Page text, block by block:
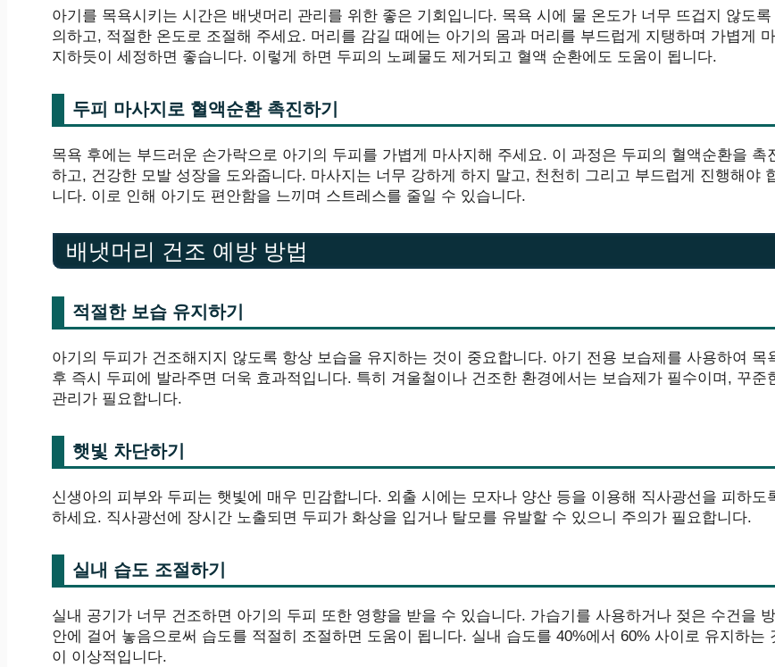
아기를 목욕시키는 시간은 배냇머리 관리를 위한 좋은 기회입니다. 목욕 시에 물 온도가 너무 뜨겁지 않도록
의하고, 적절한 온도로 조절해 주세요. 머리를 감길 때에는 아기의 몸과 머리를 부드럽게 지탱하며 가볍게
지하듯이 세정하면 좋습니다. 이렇게 하면 두피의 노폐물도 제거되고 혈액 순환에도 도움이 됩니다.
두피 마사지로 혈액순환 촉진하기
목욕 후에는 부드러운 손가락으로 아기의 두피를 가볍게 마사지해 주세요. 이 과정은 두피의 혈액순환을 촉
하고, 건강한 모발 성장을 도와줍니다. 마사지는 너무 강하게 하지 말고, 천천히 그리고 부드럽게 진행해야
니다. 이로 인해 아기도 편안함을 느끼며 스트레스를 줄일 수 있습니다.
배냇머리 건조 예방 방법
적절한 보습 유지하기
아기의 두피가 건조해지지 않도록 항상 보습을 유지하는 것이 중요합니다. 아기 전용 보습제를 사용하여 목
후 즉시 두피에 발라주면 더욱 효과적입니다. 특히 겨울철이나 건조한 환경에서는 보습제가 필수이며, 꾸준
관리가 필요합니다.
햇빛 차단하기
신생아의 피부와 두피는 햇빛에 매우 민감합니다. 외출 시에는 모자나 양산 등을 이용해 직사광선을 피하도
하세요. 직사광선에 장시간 노출되면 두피가 화상을 입거나 탈모를 유발할 수 있으니 주의가 필요합니다.
실내 습도 조절하기
실내 공기가 너무 건조하면 아기의 두피 또한 영향을 받을 수 있습니다. 가습기를 사용하거나 젖은 수건을 방
안에 걸어 놓음으로써 습도를 적절히 조절하면 도움이 됩니다. 실내 습도를 40%에서 60% 사이로 유지하는
이 이상적입니다.